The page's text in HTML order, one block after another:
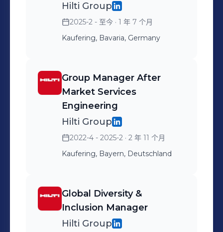
Hilti Group
2025-2 - 至今 · 1 年 7 个月
Kaufering, Bavaria, Germany
Group Manager After
Market Services
Engineering
Hilti Group
2022-4 - 2025-2 · 2 年 11 个月
Kaufering, Bayern, Deutschland
Global Diversity &
Inclusion Manager
Hilti Group